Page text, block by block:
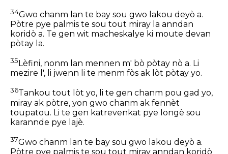
34Gwo chanm lan te bay sou gwo lakou deyò a.
Pòtre pye palmis te sou tout miray la anndan
koridò a. Te gen wit macheskalye ki moute devan
pòtay la.
35 Lèfini, nonm lan mennen m' bò pòtay nò a. Li
mezire l', li jwenn li te menm fòs ak lòt pòtay yo.
36Tankou tout lòt yo, li te gen chanm pou gad yo,
miray ak pòtre, yon gwo chanm ak fennèt
toupatou. Li te gen katrevenkat pye longè sou
karannde pye lajè.
37Gwo chanm lan te bay sou gwo lakou deyò a.
Pòtre pye palmis te sou tout miray anndan koridò